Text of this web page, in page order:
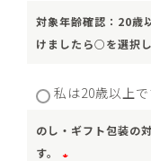
対象年齢確認：20歳
けましたら○を選択
私は20歳以上
のし・ギフト包装の
す。